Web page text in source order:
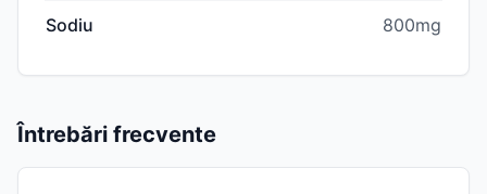
Sodiu 800mg
Întrebări frecvente